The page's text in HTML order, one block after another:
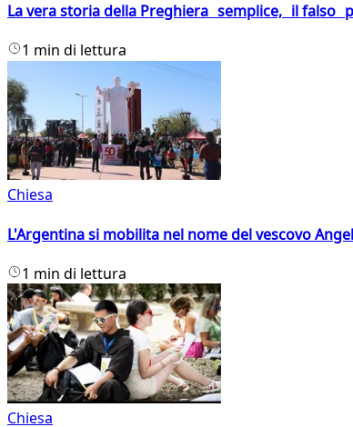
La vera storia della Preghiera semplice, il falso
1 min di lettura
Chiesa
L'Argentina si mobilita nel nome del vescovo
1 min di lettura
Chiesa